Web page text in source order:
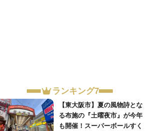
ランキング7
【東大阪市】夏の風物詩とな
る布施の『土曜夜市』が今年
も開催！スーパーボールすく